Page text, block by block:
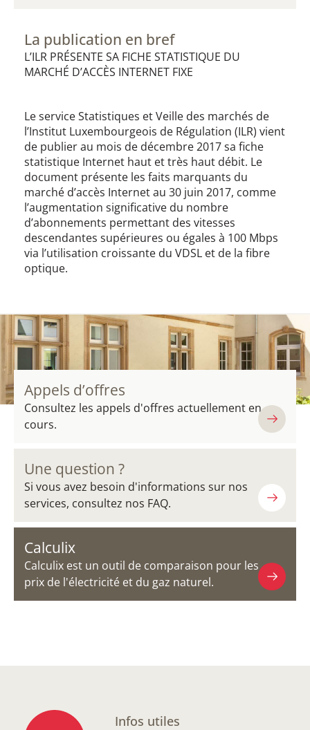
La publication en bref
L’ILR PRÉSENTE SA FICHE STATISTIQUE DU
MARCHÉ D’ACCÈS INTERNET FIXE
Le service Statistiques et Veille des marchés de
l’Institut Luxembourgeois de Régulation (ILR) vient
de publier au mois de décembre 2017 sa fiche
statistique Internet haut et très haut débit. Le
document présente les faits marquants du
marché d’accès Internet au 30 juin 2017, comme
l’augmentation significative du nombre
d’abonnements permettant des vitesses
descendantes supérieures ou égales à 100 Mbps
via l’utilisation croissante du VDSL et de la fibre
optique.
Appels d’offres
Consultez les appels d'offres actuellement en
cours.
Une question ?
Si vous avez besoin d'informations sur nos
services, consultez nos FAQ.
Calculix
Calculix est un outil de comparaison pour les
prix de l'électricité et du gaz naturel.
Infos utiles